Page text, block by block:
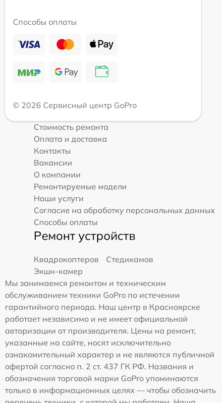
Способы оплаты
© 2026 Сервисный центр GoPro
Стоимость ремонта
Оплата и доставка
Контакты
Вакансии
О компании
Ремонтируемые модели
Наши услуги
Согласие на обработку персональных данных
Способы оплаты
Ремонт устройств
Квадрокоптеров
Стедикамов
Экшн-камер
Мы занимаемся ремонтом и техническим
обслуживанием техники GoPro по истечении
гарантийного периода. Наш центр в Красноярске
работает независимо и не имеет официальной
авторизации от производителя. Цены на ремонт,
указанные на сайте, носят исключительно
ознакомительный характер и не являются публичной
офертой согласно п. 2 ст. 437 ГК РФ. Названия и
обозначения торговой марки GoPro упоминаются
только в информационных целях — чтобы обозначить